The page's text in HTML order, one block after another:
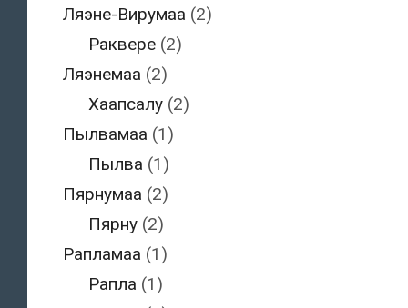
Ляэне-Вирумаа (2)
Раквере (2)
Ляэнемаа (2)
Хаапсалу (2)
Пылвамаа (1)
Пылва (1)
Пярнумаа (2)
Пярну (2)
Рапламаа (1)
Рапла (1)